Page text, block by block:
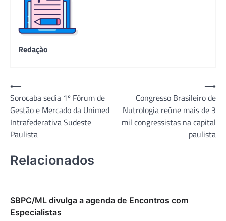
Redação
Navegação
de
Post
⟵
Sorocaba sedia 1º Fórum de
Gestão e Mercado da Unimed
Intrafederativa Sudeste
Paulista
Congresso Brasileiro de
Nutrologia reúne mais de 3
mil congressistas na capital
paulista
⟶
Relacionados
SBPC/ML divulga a agenda de Encontros com
Especialistas